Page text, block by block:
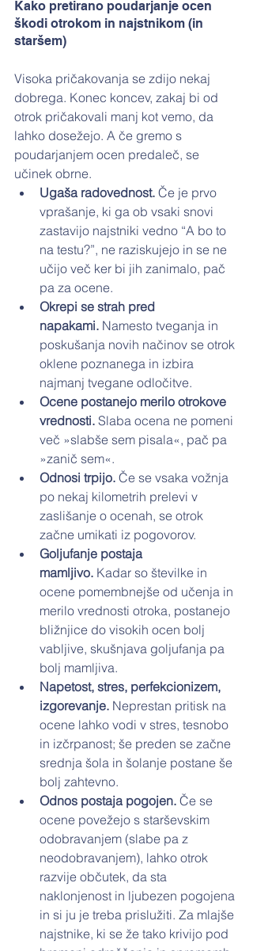
Kako pretirano poudarjanje ocen
škodi otrokom in najstnikom (in
staršem)
Visoka pričakovanja se zdijo nekaj
dobrega. Konec koncev, zakaj bi od
otrok pričakovali manj kot vemo, da
lahko dosežejo. A če gremo s
poudarjanjem ocen predaleč, se
učinek obrne.
Ugaša radovednost. Če je prvo
vprašanje, ki ga ob vsaki snovi
zastavijo najstniki vedno “A bo to
na testu?”, ne raziskujejo in se ne
učijo več ker bi jih zanimalo, pač
pa za ocene.
Okrepi se strah pred
napakami. Namesto tveganja in
poskušanja novih načinov se otrok
oklene poznanega in izbira
najmanj tvegane odločitve.
Ocene postanejo merilo otrokove
vrednosti. Slaba ocena ne pomeni
več »slabše sem pisala«, pač pa
»zanič sem«.
Odnosi trpijo. Če se vsaka vožnja
po nekaj kilometrih prelevi v
zaslišanje o ocenah, se otrok
začne umikati iz pogovorov.
Goljufanje postaja
mamljivo. Kadar so številke in
ocene pomembnejše od učenja in
merilo vrednosti otroka, postanejo
bližnjice do visokih ocen bolj
vabljive, skušnjava goljufanja pa
bolj mamljiva.
Napetost, stres, perfekcionizem,
izgorevanje. Neprestan pritisk na
ocene lahko vodi v stres, tesnobo
in izčrpanost; še preden se začne
srednja šola in šolanje postane še
bolj zahtevno.
Odnos postaja pogojen. Če se
ocene povežejo s starševskim
odobravanjem (slabe pa z
neodobravanjem), lahko otrok
razvije občutek, da sta
naklonjenost in ljubezen pogojena
in si ju je treba prislužiti. Za mlajše
najstnike, ki se že tako krivijo pod